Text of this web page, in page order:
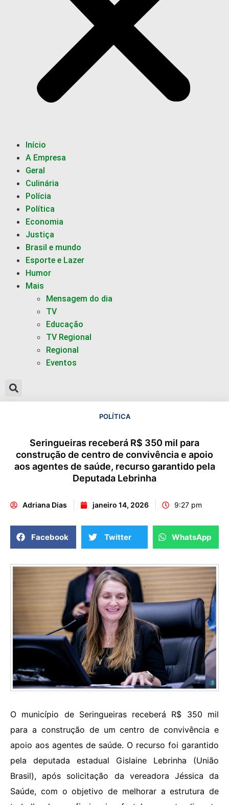
Início
A Empresa
Geral
Culinária
Polícia
Política
Economia
Justiça
Brasil e mundo
Esporte e Lazer
Humor
Mais
Mensagem do dia
TV
Educação
TV Regional
Regional
Eventos
POLÍTICA
Seringueiras receberá R$ 350 mil para
construção de centro de convivência e apoio
aos agentes de saúde, recurso garantido pela
Deputada Lebrinha
Adriana Dias janeiro 14, 2026 9:27 pm
Facebook Twitter WhatsApp
O município de Seringueiras receberá R$ 350 mil
para a construção de um centro de convivência e
apoio aos agentes de saúde. O recurso foi garantido
pela deputada estadual Gislaine Lebrinha (União
Brasil), após solicitação da vereadora Jéssica da
Saúde, com o objetivo de melhorar a estrutura de